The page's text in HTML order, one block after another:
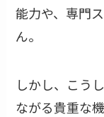
能力や、専門
ん。
しかし、こう
ながる貴重な